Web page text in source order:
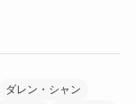
ダレン・シャン